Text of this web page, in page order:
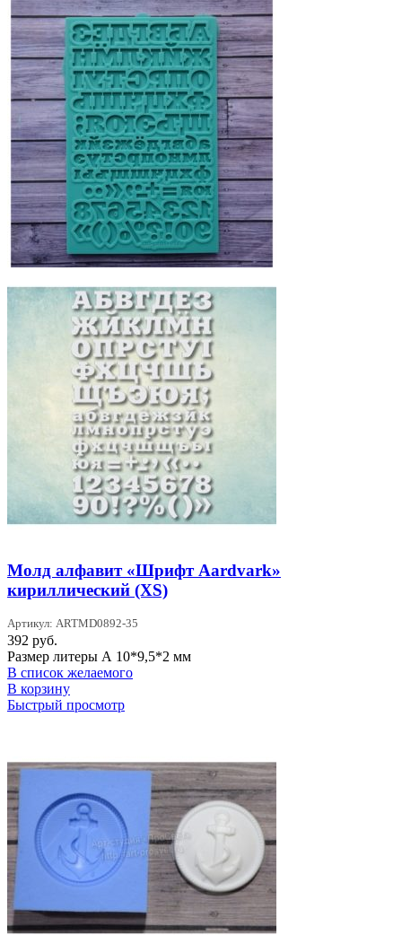
Молд алфавит «Шрифт Aardvark»
кириллический (XS)
Артикул: ARTMD0892-35
392 руб.
Размер литеры А 10*9,5*2 мм
В список желаемого
В корзину
Быстрый просмотр